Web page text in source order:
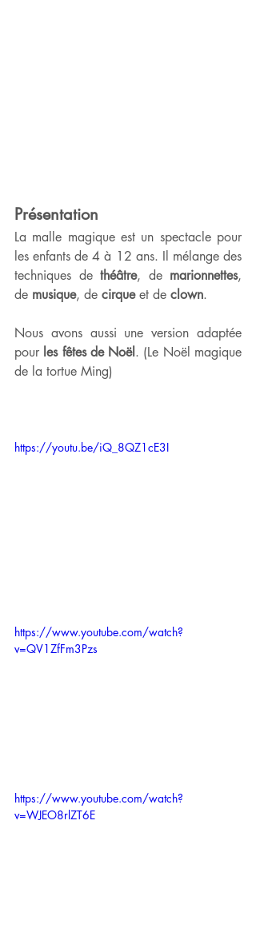
Présentation
La malle magique est un spectacle pour
les enfants de 4 à 12 ans. Il mélange des
techniques de théâtre, de marionnettes,
de musique, de cirque et de clown.
Nous avons aussi une version adaptée
pour les fêtes de Noël. (Le Noël magique
de la tortue Ming)
https://youtu.be/iQ_8QZ1cE3I
https://www.youtube.com/watch?
v=QV1ZfFm3Pzs
https://www.youtube.com/watch?
v=WJEO8rlZT6E